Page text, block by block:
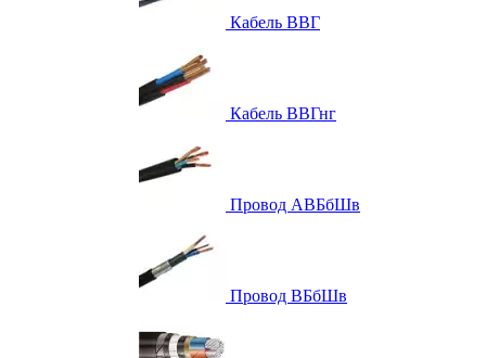
Кабель ВВГ
Кабель ВВГнг
Провод АВБбШв
Провод ВБбШв